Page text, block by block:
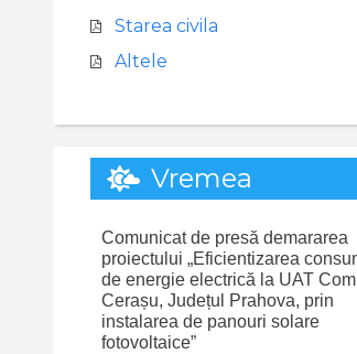
Starea civila
Altele
Vremea
Comunicat de presă demararea
proiectului „Eficientizarea
de energie electrică la UAT
Cerașu, Județul Prahova, prin
instalarea de panouri solare
fotovoltaice”